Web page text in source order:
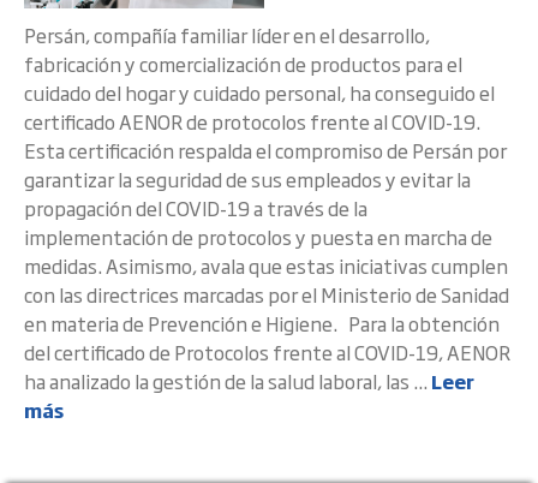
Persán, compañía familiar líder en el desarrollo,
fabricación y comercialización de productos para el
cuidado del hogar y cuidado personal, ha conseguido el
certificado AENOR de protocolos frente al COVID-19.
Esta certificación respalda el compromiso de Persán por
garantizar la seguridad de sus empleados y evitar la
propagación del COVID-19 a través de la
implementación de protocolos y puesta en marcha de
medidas. Asimismo, avala que estas iniciativas cumplen
con las directrices marcadas por el Ministerio de Sanidad
en materia de Prevención e Higiene. Para la obtención
del certificado de Protocolos frente al COVID-19, AENOR
ha analizado la gestión de la salud laboral, las ... Leer
más